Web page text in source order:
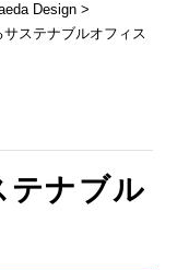
Design >
ステナブルオフィス
テナブル